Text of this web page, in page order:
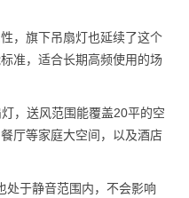
，旗下吊扇灯也延续了这个
准，适合长期高频使用的场
，送风范围能覆盖20平的空
厅等家庭大空间，以及酒店
处于静音范围内，不会影响